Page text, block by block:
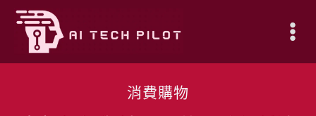
Skip
content
消費購物